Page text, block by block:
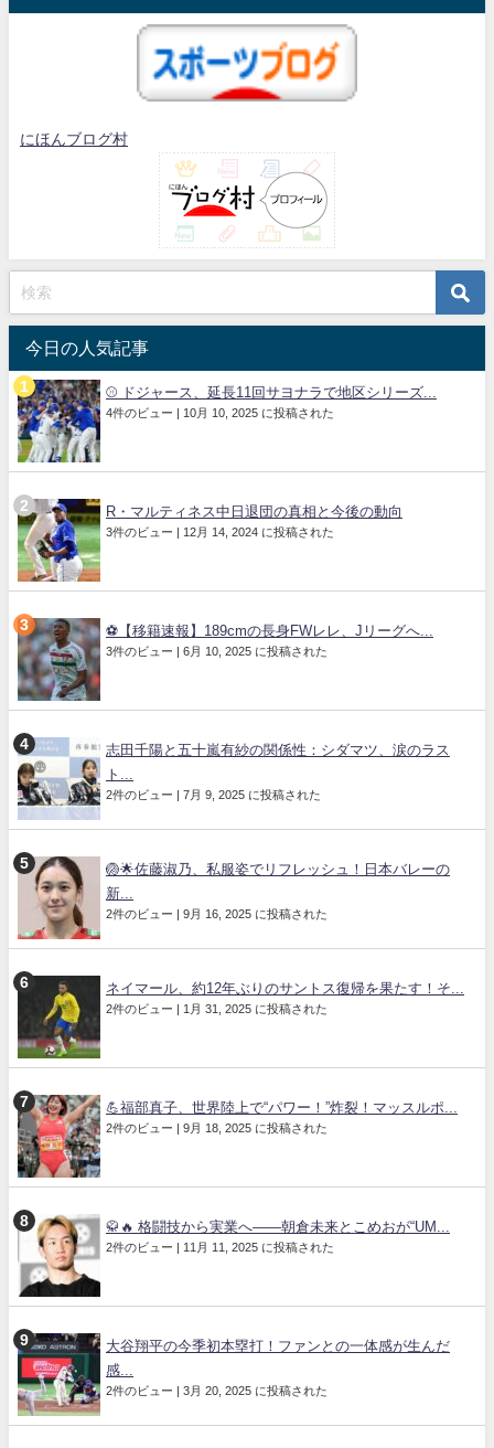
にほんブログ村
今日の人気記事
⚾️ ドジャース、延長11回サヨナラで地区シリーズ...
4件のビュー 10月 10, 2025 に投稿された
R・マルティネス中日退団の真相と今後の動向
3件のビュー 12月 14, 2024 に投稿された
⚽【移籍速報】189cmの長身FWレレ、Jリーグへ...
3件のビュー 6月 10, 2025 に投稿された
志田千陽と五十嵐有紗の関係性：シダマツ、涙のラス
ト...
2件のビュー 7月 9, 2025 に投稿された
🏐🌟佐藤淑乃、私服姿でリフレッシュ！日本バレーの
新...
2件のビュー 9月 16, 2025 に投稿された
ネイマール、約12年ぶりのサントス復帰を果たす！そ...
2件のビュー 1月 31, 2025 に投稿された
💪福部真子、世界陸上で“パワー！”炸裂！マッスルポ...
2件のビュー 9月 18, 2025 に投稿された
🥋🔥 格闘技から実業へ――朝倉未来とこめおが“UM...
2件のビュー 11月 11, 2025 に投稿された
大谷翔平の今季初本塁打！ファンとの一体感が生んだ
感...
2件のビュー 3月 20, 2025 に投稿された